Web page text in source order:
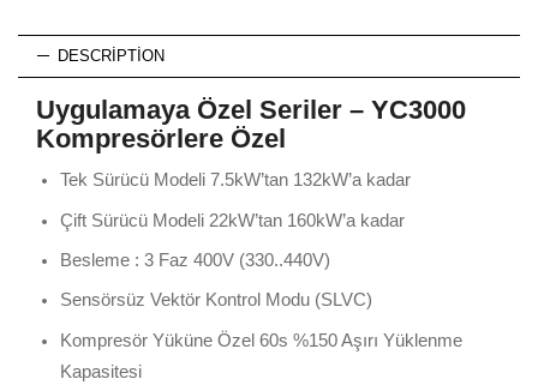
DESCRIPTION
Uygulamaya Özel Seriler – YC3000
Kompresörlere Özel
Tek Sürücü Modeli 7.5kW’tan 132kW’a kadar
Çift Sürücü Modeli 22kW’tan 160kW’a kadar
Besleme : 3 Faz 400V (330..440V)
Sensörsüz Vektör Kontrol Modu (SLVC)
Kompresör Yüküne Özel 60s %150 Aşırı Yüklenme
Kapasitesi